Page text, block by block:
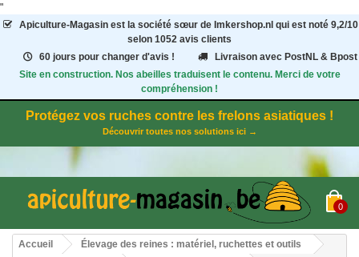
"
Apiculture-Magasinest la société sœur de Imkershop.nl qui est noté 9,2/10
selon 1052 avis clients
60 jours pour changer d'avis !
Livraison avec PostNL & Bpost
Site en construction. Nos abeilles traduisent le contenu. Merci de votre
compréhension !
Protégez vos ruches contre les frelons asiatiques !
Découvrir toutes nos solutions ici →
0
Accueil
Élevage des reines : matériel, ruchettes et outils